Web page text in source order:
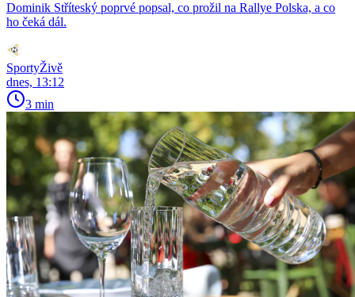
Dominik Stříteský poprvé popsal, co prožil na Rallye Polska, a co
ho čeká dál.
SportyŽivě
dnes, 13:12
3 min